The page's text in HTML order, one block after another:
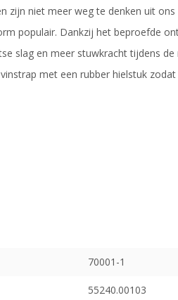
zijn niet meer weg te denken uit
populair. Dankzij het beproefde
slag en meer stuwkracht tijdens
met een rubber hielstuk
70001-1
55240.00103